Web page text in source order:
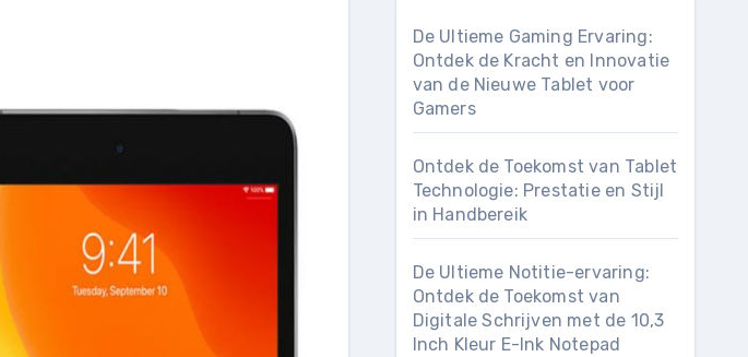
De Ultieme Gaming Ervaring:
Ontdek de Kracht en Innovatie
van de Nieuwe Tablet voor
Gamers
Ontdek de Toekomst van Tablet
Technologie: Prestatie en Stijl
in Handbereik
De Ultieme Notitie-ervaring:
Ontdek de Toekomst van
Digitale Schrijven met de 10,3
Inch Kleur E-Ink Notepad